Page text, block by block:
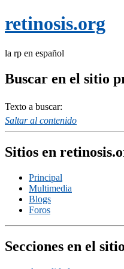
retinosis.org
la rp en español
Buscar en el sitio
Texto a buscar:
Saltar al contenido
Sitios en
Principal
Multimedia
Blogs
Foros
Secciones en el